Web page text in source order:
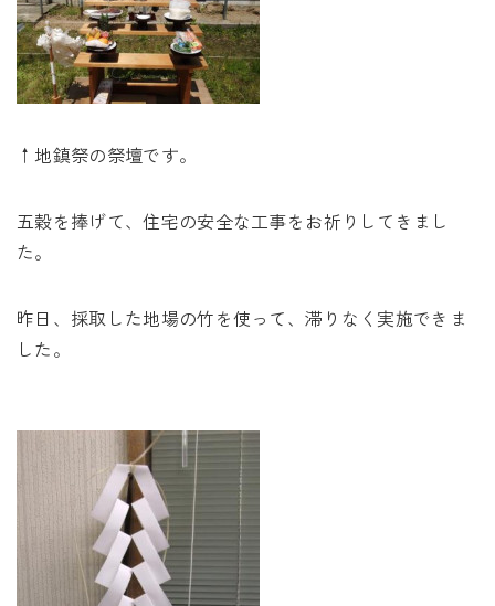
↑地鎮祭の祭壇です。
五穀を捧げて、住宅の安全な工事をお祈りしてきまし
た。
昨日、採取した地場の竹を使って、滞りなく実施できま
した。